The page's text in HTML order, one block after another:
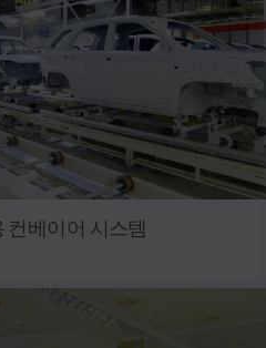
컨베이어 시스템